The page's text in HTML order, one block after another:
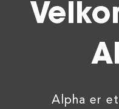
Alpha er